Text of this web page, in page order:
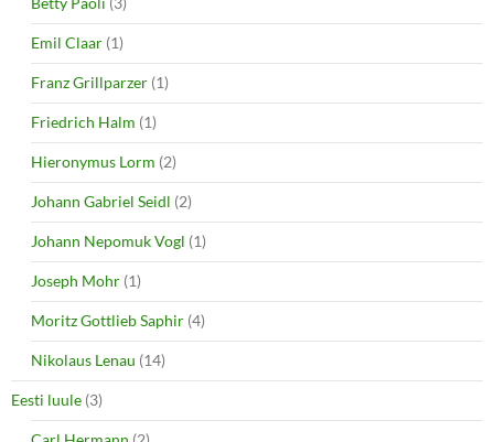
Emil Claar (1)
Franz Grillparzer (1)
Friedrich Halm (1)
Hieronymus Lorm (2)
Johann Gabriel Seidl (2)
Johann Nepomuk Vogl (1)
Joseph Mohr (1)
Moritz Gottlieb Saphir (4)
Nikolaus Lenau (14)
Eesti luule (3)